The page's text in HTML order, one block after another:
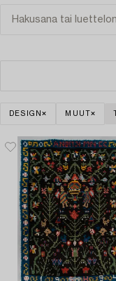
DESIGN MUUT